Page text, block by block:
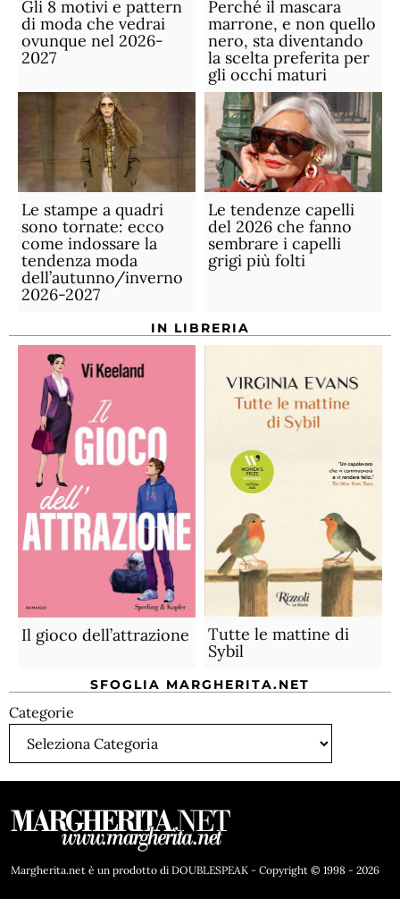
Gli 8 motivi e pattern
di moda che vedrai
ovunque nel 2026-
2027
Perché il mascara
marrone, e non quello
nero, sta diventando
la scelta preferita per
gli occhi maturi
Le stampe a quadri
sono tornate: ecco
come indossare la
tendenza moda
dell’autunno/inverno
2026-2027
Le tendenze capelli
del 2026 che fanno
sembrare i capelli
grigi più folti
IN LIBRERIA
Il gioco dell’attrazione
Tutte le mattine di
Sybil
SFOGLIA MARGHERITA.NET
Categorie
Margherita.net è un prodotto di DOUBLESPEAK - Copyright © 1998 - 2026